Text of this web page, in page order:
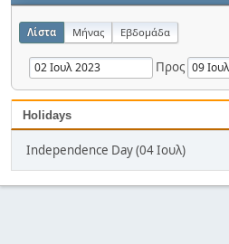
Λίστα Μήνας Εβδομάδα
Προς
Holidays
Independence Day (04 Ιουλ)